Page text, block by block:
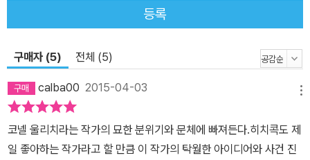
등록
구매자 (5) 전체 (5)
calba00 2015-04-03
코넬 울리치라는 작가의 묘한 분위기와 문체에 빠져든다.히치콕도 제
일 좋아하는 작가라고 할 만큼 이 작가의 탁월한 아이디어와 사건 진